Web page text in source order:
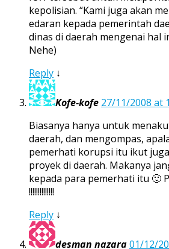
kepolisian. “Kami juga akan
edaran kepada pemerintah
dinas di daerah mengenai hal
Nehe)
Reply ↓
Kofe-kofe 27/11/2008 at
Biasanya hanya untuk
daerah, dan mengompas,
pemerhati korupsi itu ikut
proyek di daerah. Makanya
kepada para pemerhati itu 🙂
!!!!!!!!!!!!!!
Reply ↓
desman nazara01/12/